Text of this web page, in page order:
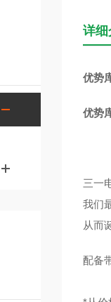
详细
优势
优势
三一
我们
从而
配备